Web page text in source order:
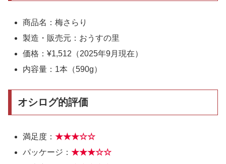
商品名：梅さらり
製造・販売元：おうすの里
価格：¥1,512（2025年9月現在）
内容量：1本（590g）
オシログ的評価
満足度：★★★☆☆
パッケージ：★★★☆☆